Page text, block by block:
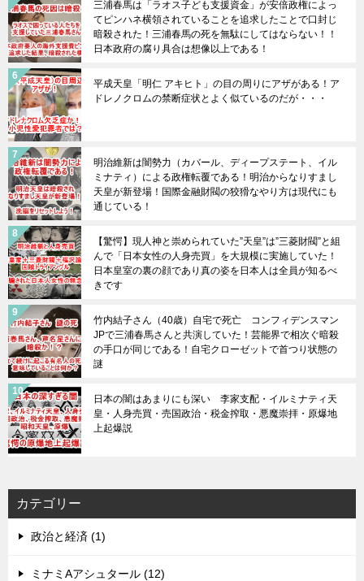
三浦春馬は「ラオス子ども支援資金」が安倍政権によっ
てピンハネ横領されていることを追求したことで口封じ
暗殺された！三浦春馬の死を無駄にしてはならない！！
日本政府の腐り具合は想像以上である！
平成天皇「明仁 アキヒト」の目の周りにアザがある！ア
ドレノクロムの禁断症状とよく似ているのだが・・・
明治維新は闇勢力（カバール、ディープステート、イル
ミナティ）による政権転覆である！明治からなりすまし
天皇が新登場！国際金融財閥の狡猾なやり方は現代にも
通じている！
【驚愕】現人神と崇められていた”天皇”は”三菱財閥”と組
んで「日本女性の人身売買」を大規模に実施していた！
日本皇室の裏の顔であり真の姿を日本人は全員が知るべ
きです
竹内結子さん（40歳）自宅で死亡 コンフィデンスマン
JPで三浦春馬さんと共演していた！芸能界で相次ぐ暗殺
の手口が同じである！自宅クローゼットで首つり状態の
謎
日本の闇はあまりにも深い 李家支配・イルミナティ天
皇・人身売買・売国政治・税金搾取・悪魔崇拝・原爆地
上起爆説
カテゴリー
政治と経済 (1)
ミナミAアシュタール (12)